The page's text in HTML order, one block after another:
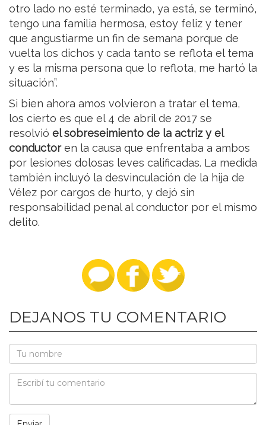
otro lado no esté terminado, ya está, se terminó,
tengo una familia hermosa, estoy feliz y tener
que angustiarme un fin de semana porque de
vuelta los dichos y cada tanto se reflota el tema
y es la misma persona que lo reflota, me hartó la
situación”.
Si bien ahora amos volvieron a tratar el tema,
los cierto es que el 4 de abril de 2017 se
resolvió el sobreseimiento de la actriz y el
conductoren la causa que enfrentaba a ambos
por lesiones dolosas leves calificadas. La medida
también incluyó la desvinculación de la hija de
Vélez por cargos de hurto, y dejó sin
responsabilidad penal al conductor por el mismo
delito.
DEJANOS TU COMENTARIO